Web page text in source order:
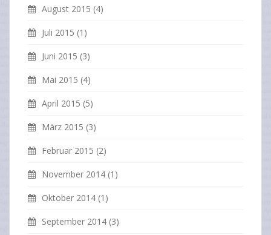
August 2015 (4)
Juli 2015 (1)
Juni 2015 (3)
Mai 2015 (4)
April 2015 (5)
März 2015 (3)
Februar 2015 (2)
November 2014 (1)
Oktober 2014 (1)
September 2014 (3)